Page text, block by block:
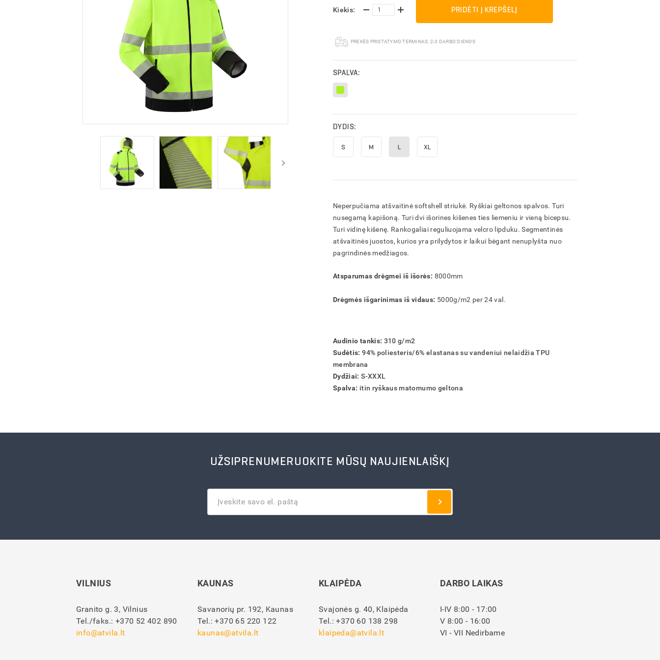
Pakavimo medžiagos
Kiekis: PRIDĖTI Į KREPŠELĮ
PREKĖS PRISTATYMO TERMINAS: 2-3 DARBO DIENOS
SPALVA:
DYDIS:
S M L XL
Neperpučiama atšvaitinė softshell striukė. Ryškiai geltonos spalvos. Turi
nusegamą kapišoną. Turi dvi išorines kišenes ties liemeniu ir vieną bicepsu.
Turi vidinę kišenę. Rankogaliai reguliuojama velcro lipduku. Segmentinės
atšvaitinės juostos, kurios yra prilydytos ir laikui bėgant nenuplyšta nuo
pagrindinės medžiagos.
Atsparumas drėgmei iš išorės: 8000mm
Drėgmės išgarinimas iš vidaus: 5000g/m2 per 24 val.
Audinio tankis: 310 g/m2
Sudėtis:94% poliesteris/6% elastanas su vandeniui nelaidžia TPU
membrana
Dydžiai:S-XXXL
Spalva: itin ryškaus matomumo geltona
UŽSIPRENUMERUOKITE MŪSŲ NAUJIENLAIŠKĮ
VILNIUS
Granito g. 3, Vilnius
Tel./faks.: +370 52 402 890
info@atvila.lt
KAUNAS
Savanorių pr. 192, Kaunas
Tel.:+370 65 220 122
kaunas@atvila.lt
KLAIPĖDA
Svajonės g. 40, Klaipėda
Tel.:+370 60 138 298
klaipeda@atvila.lt
DARBO LAIKAS
I-IV 8:00 - 17:00
V 8:00 - 16:00
VI - VII Nedirbame
ĮVESKITE PREKIŲ KREPŠELIO PAVADINIMĄ
IŠSAUGOTI
AR TIKRAI NORITE IŠTRINTI PREKIŲ KREPŠELĮ?
IŠTRINTI
AR TIKRAI NORITE IŠTRINTI PRODUKTĄ?
IŠTRINTI
IŠSAUGOTI
IŠSAUGOTI
AR TIKRAI NORITE IŠTRINTI ADRESĄ?
IŠTRINTI
AR TIKRAI NORITE IŠTRINTI UŽSAKYMĄ?
IŠTRINTI
ĮVESKITE KAM SKIRTAS PASIŪLYMAS
FORMUOTI